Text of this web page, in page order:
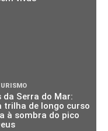
da Serra do Mar:
trilha de longo curso
à sombra do pico